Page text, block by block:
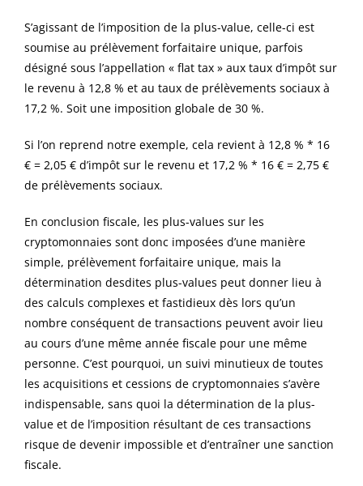
S’agissant de l’imposition de la plus-value, celle-ci est
soumise au prélèvement forfaitaire unique, parfois
désigné sous l’appellation « flat tax » aux taux d’impôt sur
le revenu à 12,8 % et au taux de prélèvements sociaux à
17,2 %. Soit une imposition globale de 30 %.
Si l’on reprend notre exemple, cela revient à 12,8 % * 16
€ = 2,05 € d’impôt sur le revenu et 17,2 % * 16 € = 2,75 €
de prélèvements sociaux.
En conclusion fiscale, les plus-values sur les
cryptomonnaies sont donc imposées d’une manière
simple, prélèvement forfaitaire unique, mais la
détermination desdites plus-values peut donner lieu à
des calculs complexes et fastidieux dès lors qu’un
nombre conséquent de transactions peuvent avoir lieu
au cours d’une même année fiscale pour une même
personne. C’est pourquoi, un suivi minutieux de toutes
les acquisitions et cessions de cryptomonnaies s’avère
indispensable, sans quoi la détermination de la plus-
value et de l’imposition résultant de ces transactions
risque de devenir impossible et d’entraîner une sanction
fiscale.